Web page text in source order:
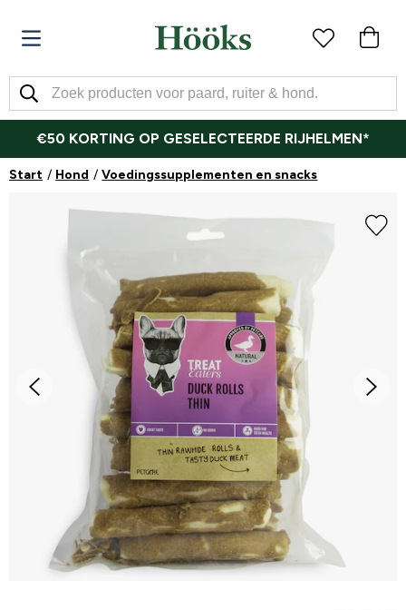
€50 KORTING OP GESELECTEERDE RIJHELMEN*
Start Hond Voedingssupplementen en snacks